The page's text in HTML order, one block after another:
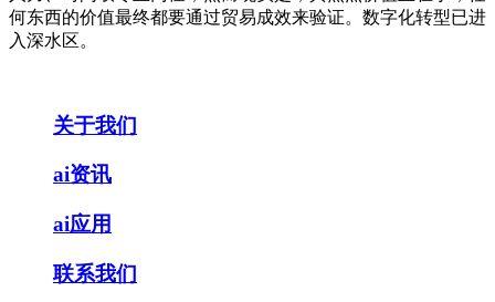
何东西的价值最终都要通过贸易成效来验证。数字化转型已进
入深水区。
关于我们
ai资讯
ai应用
联系我们